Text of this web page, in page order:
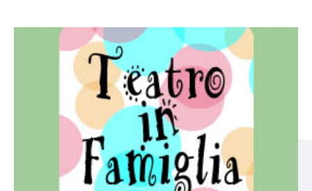
Teatro in famiglia
Teatro In Famiglia è una rassegna di teatro concepita
per far condividere e godere del teatro all’intera
famiglia.
Continua